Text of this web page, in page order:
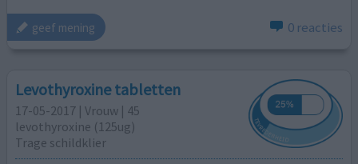
geef mening 0 reacties
Levothyroxine tabletten
17-05-2017 | Vrouw | 45
levothyroxine (125ug)
Trage schildklier